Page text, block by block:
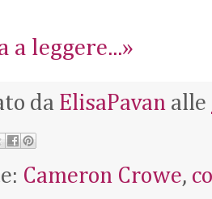
a leggere...»
da ElisaPavan alle
Cameron Crowe,